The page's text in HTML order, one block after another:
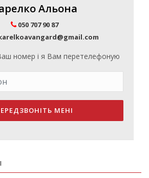
Альона
050 707 90 87
номер і я Вам перетелефоную
МЕНІ